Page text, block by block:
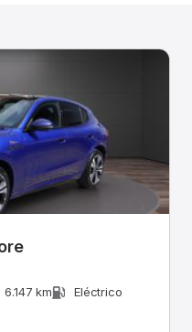
6.147 km
Eléctrico